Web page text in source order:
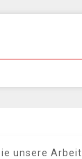
unsere Arbeit.